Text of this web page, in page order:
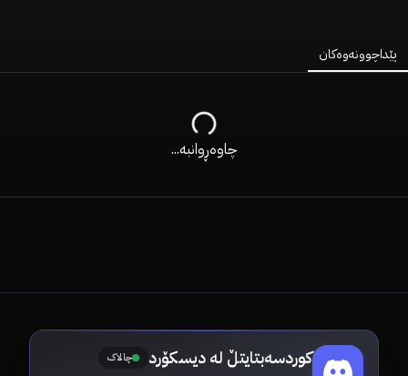
پێداچوونەوەکان
چاوەڕوانبە...
کوردسەبتایتڵ لە دیسکۆرد چالاک